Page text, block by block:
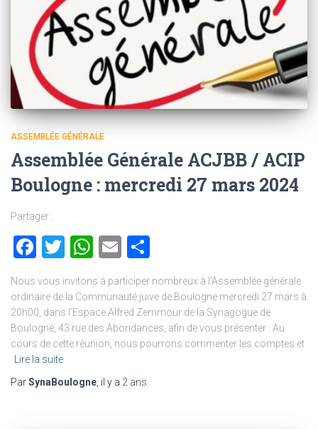
ASSEMBLÉE GÉNÉRALE
Assemblée Générale ACJBB / ACIP
Boulogne : mercredi 27 mars 2024
Partager :
Facebook
Twitter
WhatsApp
Email
Nous vous invitons à participer nombreux à l’Assemblée générale
ordinaire de la Communauté juive de Boulogne mercredi 27 mars à
20h00, dans l’Espace Alfred Zemmour de la Synagogue de
Boulogne, 43 rue des Abondances, afin de vous présenter : Au
cours de cette réunion, nous pourrons commenter les comptes et
Lire la suite
ParSynaBoulogne , il y a 2 ans